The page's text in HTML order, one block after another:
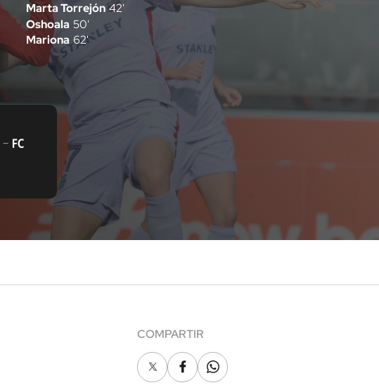
Marta Torrejón 42'
Oshoala 50'
Mariona 62'
- FC
COMPARTIR
X FacebookWhatsapp